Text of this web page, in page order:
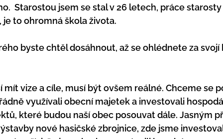
Starostou jsem se stal v 26 letech, práce
to ohromná škola života.
byste chtěl dosáhnout, až se ohlédnete za
mít vize a cíle, musí být ovšem reálné. Chceme se
využívali obecní majetek a investovali
které budou naší obec posouvat dále. Jasným
nové hasičské zbrojnice, zde jsme